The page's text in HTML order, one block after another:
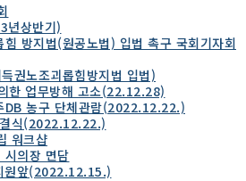
년상반기)
힘 방지법(원공노법) 입법 촉구 국회기자회
권노조괴롭힘방지법 입법)
한 업무방해 고소(22.12.28)
DB 농구 단체관람(2022.12.22.)
식(2022.12.22.)
워크샵
시의장 면담
원앞(2022.12.15.)